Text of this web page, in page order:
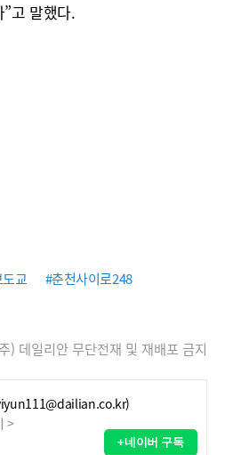
고 말했다.
교
#춘천사이로248
) 데일리안 무단전재 및 재배포 금지
>
+네이버 구독